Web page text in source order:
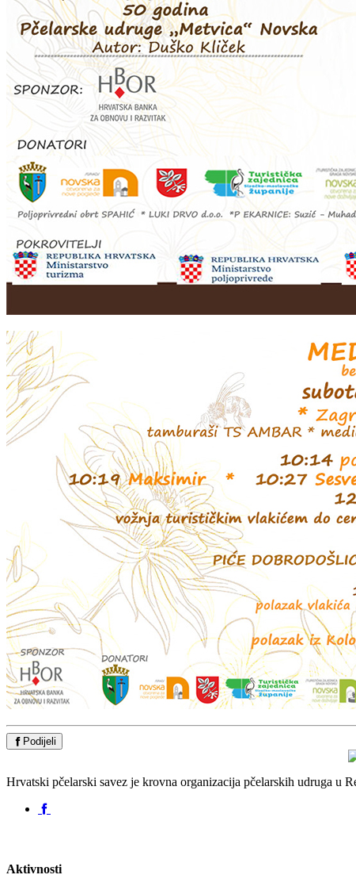
Podijeli
Hrvatski pčelarski savez je krovna organizacija pčelarskih udruga u
Aktivnosti